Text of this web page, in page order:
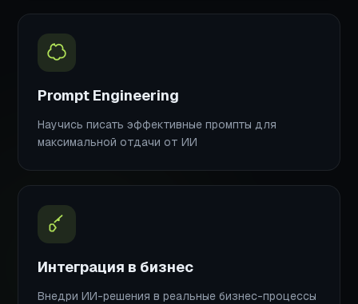
Prompt Engineering
Научись писать эффективные промпты для
максимальной отдачи от ИИ
Интеграция в бизнес
Внедри ИИ-решения в реальные бизнес-процессы